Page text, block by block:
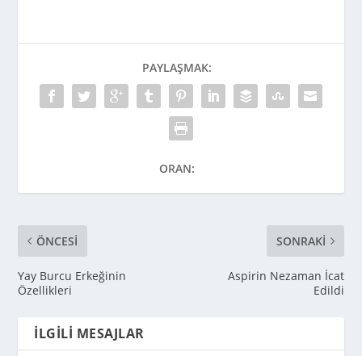
PAYLAŞMAK:
ORAN:
ÖNCESI
Yay Burcu Erkeğinin
Özellikleri
SONRAKI
Aspirin Nezaman İcat
Edildi
İLGILI MESAJLAR